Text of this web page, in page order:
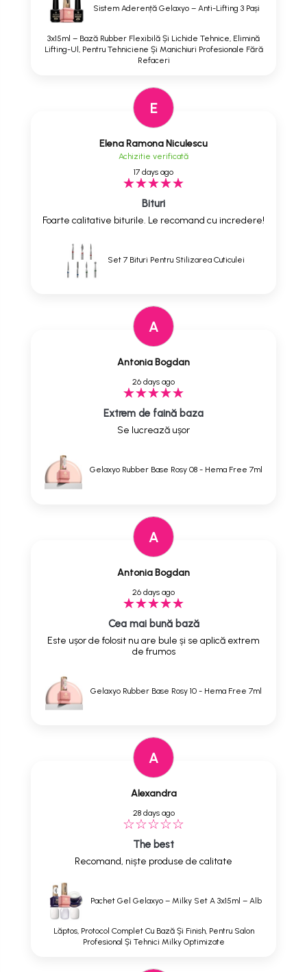
Sistem Aderență Gelaxyo – Anti-Lifting 3 Pași
3x15ml – Bază Rubber Flexibilă Și Lichide Tehnice, Elimină
Lifting-Ul, Pentru Tehniciene Și Manichiuri Profesionale Fără
Refaceri
E
Elena Ramona Niculescu
Achizitie verificată
17 days ago
Bituri
Foarte calitative biturile. Le recomand cu incredere!
Set 7 Bituri Pentru Stilizarea Cuticulei
A
Antonia Bogdan
26 days ago
Extrem de faină baza
Se lucrează ușor
Gelaxyo Rubber Base Rosy 08 - Hema Free 7ml
A
Antonia Bogdan
26 days ago
Cea mai bună bază
Este ușor de folosit nu are bule și se aplică extrem
de frumos
Gelaxyo Rubber Base Rosy 10 - Hema Free 7ml
A
Alexandra
28 days ago
The best
Recomand, niște produse de calitate
Pachet Gel Gelaxyo – Milky Set A 3x15ml – Alb
Lăptos, Protocol Complet Cu Bază Și Finish, Pentru Salon
Profesional Și Tehnici Milky Optimizate